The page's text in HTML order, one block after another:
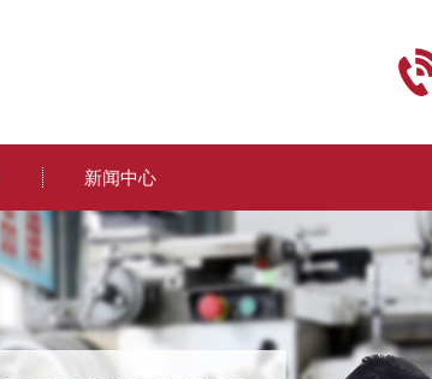
新闻中心